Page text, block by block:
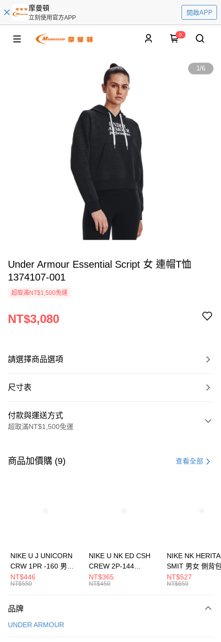
摩曼頓
立刻使用官方APP
開啟APP
0
1/6
Under Armour Essential Script 女 連帽T恤
1374107-001
超取滿NT$1,500免運
NT$3,080
請選擇商品選項
尺寸表
付款與運送方式
超取滿NT$1,500免運
信用卡一次付款
元大商業銀行
台灣樂天信用卡公司
全盈+PAY
AFTEE先享後付
【關於「AFTEE先享後付」】
便利好安心！
運送方式
商品加價購 (9) 查看全部
NIKE U J UNICORN
CRW 1PR -160 男女
中統襪 FZ3393100
NT$446
NT$550
NIKE U NK ED CSH
CREW 2P-144
EMBRDY 男女 短統襪
FZ3073133
NT$365
NT$450
NIKE NK
SMIT 男女 側背
BA5871010
NT$527
NT$650
品牌
UNDER ARMOUR